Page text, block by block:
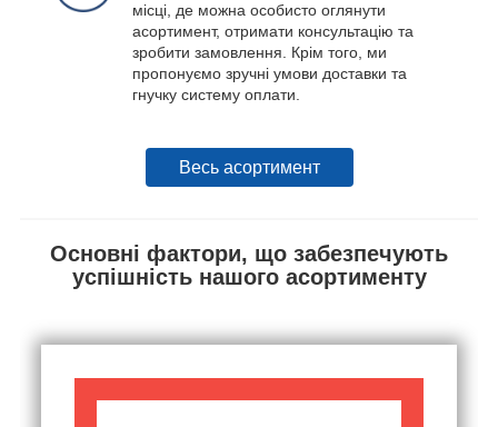
місці, де можна особисто оглянути
асортимент, отримати консультацію та
зробити замовлення. Крім того, ми
пропонуємо зручні умови доставки та
гнучку систему оплати.
Весь асортимент
Основні фактори, що забезпечують
успішність нашого асортименту